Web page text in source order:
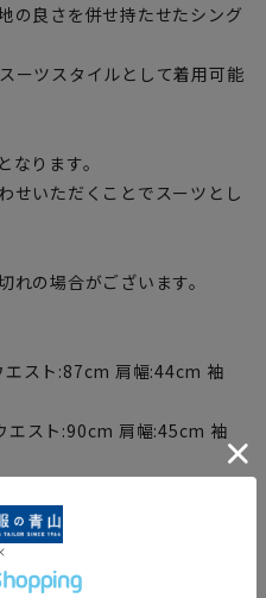
の良さを併せ持たせたシング
ーツスタイルとして着用可能
ります。
せいただくことでスーツとし
の場合がございます。
スト:87cm 肩幅:44cm 袖
スト:90cm 肩幅:45cm 袖
エスト:96cm 肩幅:47cm 袖